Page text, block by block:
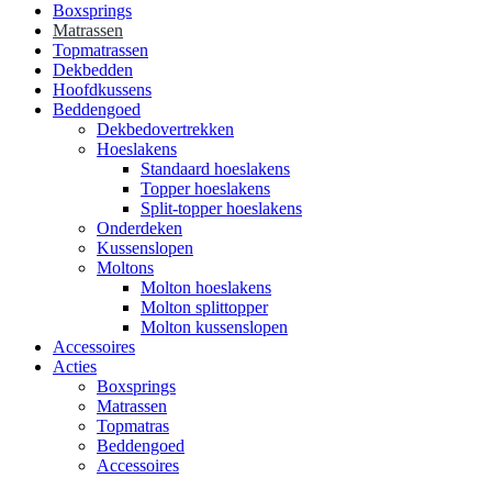
Boxsprings
Matrassen
Topmatrassen
Dekbedden
Hoofdkussens
Beddengoed
Dekbedovertrekken
Hoeslakens
Standaard hoeslakens
Topper hoeslakens
Split-topper hoeslakens
Onderdeken
Kussenslopen
Moltons
Molton hoeslakens
Molton splittopper
Molton kussenslopen
Accessoires
Acties
Boxsprings
Matrassen
Topmatras
Beddengoed
Accessoires